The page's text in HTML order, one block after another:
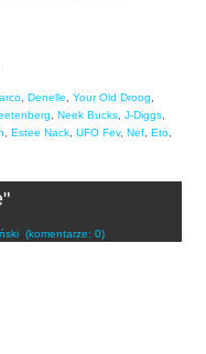
Denelle Your Old Droog
Neek Bucks J-Diggs
Estee Nack UFO Fev, Nef Eto
(komentarze: 0)